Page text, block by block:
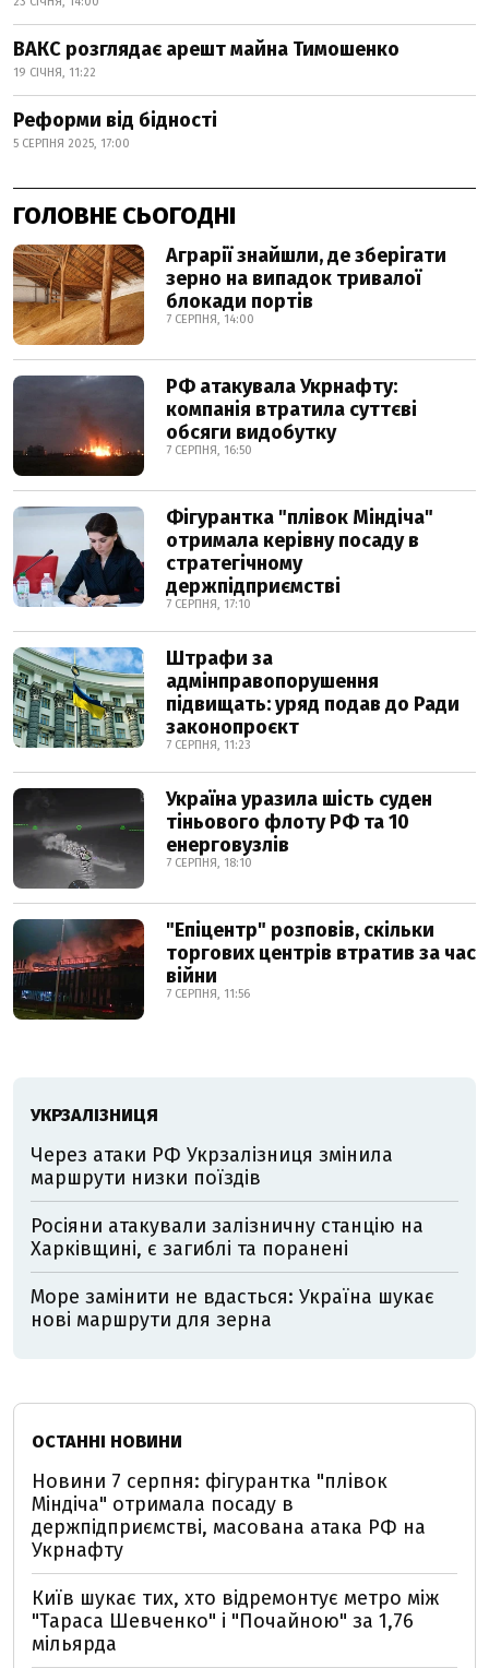
ВАКС розглядає арешт майна Тимошенко
19 СІЧНЯ, 11:22
Реформи від бідності
5 СЕРПНЯ 2025, 17:00
ГОЛОВНЕ СЬОГОДНІ
Аграрії знайшли, де зберігати
зерно на випадок тривалої
блокади портів
7 СЕРПНЯ, 14:00
РФ атакувала Укрнафту:
компанія втратила суттєві
обсяги видобутку
7 СЕРПНЯ, 16:50
Фігурантка "плівок Міндіча"
отримала керівну посаду в
стратегічному
держпідприємстві
7 СЕРПНЯ, 17:10
Штрафи за
адмінправопорушення
підвищать: уряд подав до Ради
законопроєкт
7 СЕРПНЯ, 11:23
Україна уразила шість суден
тіньового флоту РФ та 10
енерговузлів
7 СЕРПНЯ, 18:10
"Епіцентр" розповів, скільки
торгових центрів втратив за час
війни
7 СЕРПНЯ, 11:56
УКРЗАЛІЗНИЦЯ
Через атаки РФ Укрзалізниця змінила
маршрути низки поїздів
Росіяни атакували залізничну станцію на
Харківщині, є загиблі та поранені
Море замінити не вдасться: Україна шукає
нові маршрути для зерна
ОСТАННІ НОВИНИ
Новини 7 серпня: фігурантка "плівок
Міндіча" отримала посаду в
держпідприємстві, масована атака РФ на
Укрнафту
Київ шукає тих, хто відремонтує метро між
"Тараса Шевченко" і "Почайною" за 1,76
мільярда